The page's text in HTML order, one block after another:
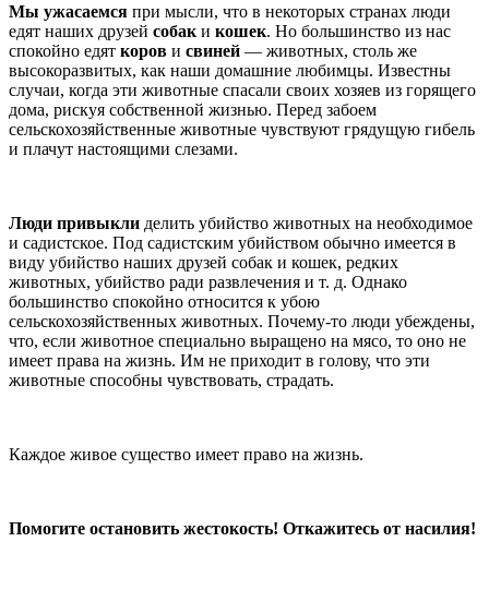
Мы ужасаемся при мысли, что в некоторых странах люди
едят наших друзей собак и кошек. Но большинство из нас
спокойно едят коров и свиней — животных, столь же
высокоразвитых, как наши домашние любимцы. Известны
случаи, когда эти животные спасали своих хозяев из горящего
дома, рискуя собственной жизнью. Перед забоем
сельскохозяйственные животные чувствуют грядущую гибель
и плачут настоящими слезами.
Люди привыкли делить убийство животных на необходимое
и садистское. Под садистским убийством обычно имеется в
виду убийство наших друзей собак и кошек, редких
животных, убийство ради развлечения и т. д. Однако
большинство спокойно относится к убою
сельскохозяйственных животных. Почему-то люди убеждены,
что, если животное специально выращено на мясо, то оно не
имеет права на жизнь. Им не приходит в голову, что эти
животные способны чувствовать, страдать.
Каждое живое существо имеет право на жизнь.
Помогите остановить жестокость! Откажитесь от насилия!